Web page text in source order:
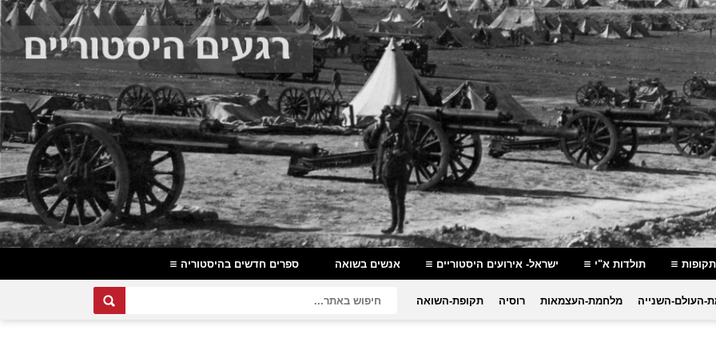
תקופות תולדות א"י ישראל- אירועים היסטוריים אנשים בשואה ספרים חדשים בהיסטוריה
העולם-השנייה מלחמת-העצמאות רוסיה תקופת-השואה